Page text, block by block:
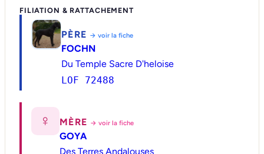
FILIATION & RATTACHEMENT
PÈRE → voir la fiche
FOCHN
Du Temple Sacre D'heloise
LOF 72488
♀ MÈRE → voir la fiche
GOYA
Des Terres Andalouses